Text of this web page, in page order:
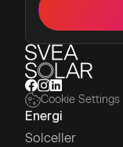
Cookie Settings
Energi
Solceller